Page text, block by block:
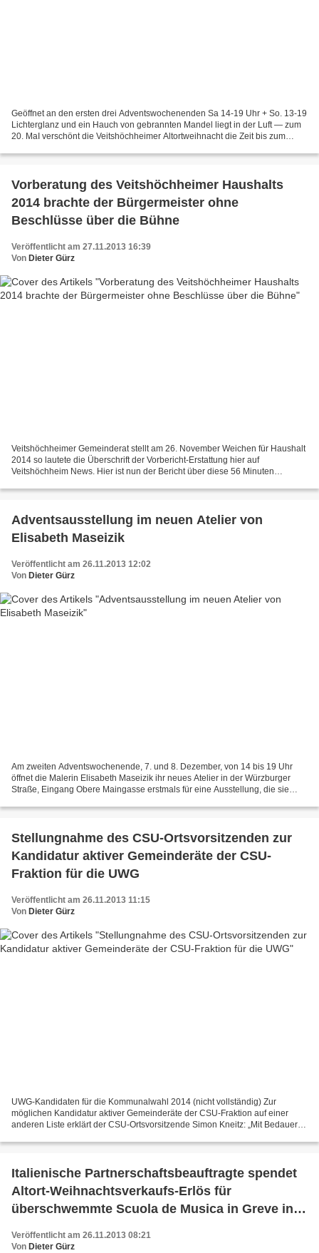
Geöffnet an den ersten drei Adventswochenenden Sa 14-19 Uhr + So. 13-19
Lichterglanz und ein Hauch von gebrannten Mandel liegt in der Luft — zum
20. MaI verschönt die Veitshöchheimer Altortweihnacht die Zeit bis zum
Vorberatung des Veitshöchheimer Haushalts
2014 brachte der Bürgermeister ohne
Beschlüsse über die Bühne
Veröffentlicht am 27.11.2013 16:39
Von Dieter Gürz
Veitshöchheimer Gemeinderat stellt am 26. November Weichen für Haushalt
2014 so lautete die Überschrift der Vorbericht-Erstattung hier auf
Veitshöchheim News. Hier ist nun der Bericht über diese 56 Minuten
Adventsausstellung im neuen Atelier von
Elisabeth Maseizik
Veröffentlicht am 26.11.2013 12:02
Von Dieter Gürz
Am zweiten Adventswochenende, 7. und 8. Dezember, von 14 bis 19 Uhr
öffnet die Malerin Elisabeth Maseizik ihr neues Atelier in der Würzburger
Straße, Eingang Obere Maingasse erstmals für eine Ausstellung, die sie
Stellungnahme des CSU-Ortsvorsitzenden zur
Kandidatur aktiver Gemeinderäte der CSU-
Fraktion für die UWG
Veröffentlicht am 26.11.2013 11:15
Von Dieter Gürz
UWG-Kandidaten für die Kommunalwahl 2014 (nicht vollständig) Zur
möglichen Kandidatur aktiver Gemeinderäte der CSU-Fraktion auf einer
anderen Liste erklärt der CSU-Ortsvorsitzende Simon Kneitz: „Mit Bedauern
Italienische Partnerschaftsbeauftragte spendet
Altort-Weihnachtsverkaufs-Erlös für
überschwemmte Scuola de Musica in Greve in
Veröffentlicht am 26.11.2013 08:21
Von Dieter Gürz